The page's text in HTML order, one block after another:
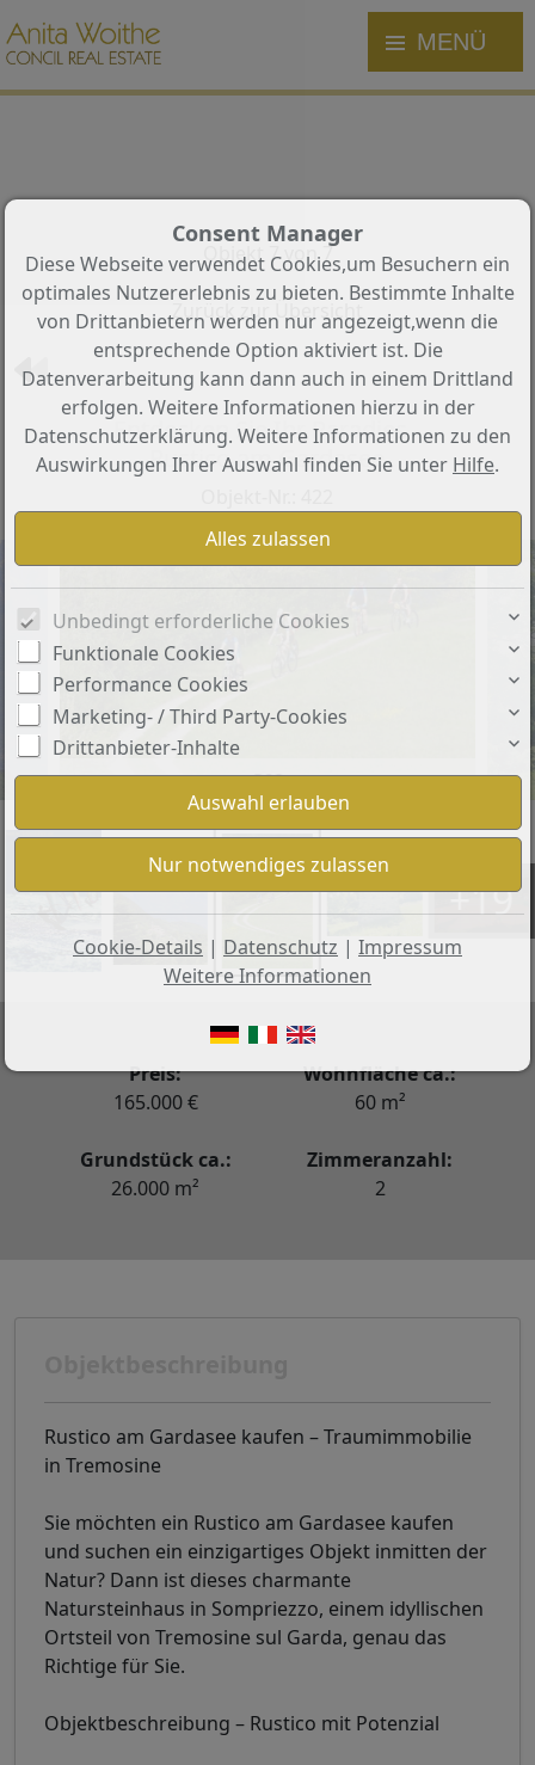
MENÜ
Objekt 7 von 7
Zurück zur Übersicht
Entdecken Sie Ihr Paradies -
Rustico am Gardasee
DSC
+19
Preis:
165.000 €
Wohnfläche ca.:
60 m²
Grundstück ca.:
26.000 m²
Zimmeranzahl:
2
Rustico am Gardasee kaufen – Traumimmobilie
in Tremosine
Sie möchten ein Rustico am Gardasee kaufen
und suchen ein einzigartiges Objekt inmitten der
Natur? Dann ist dieses charmante
Natursteinhaus in Sompriezzo, einem idyllischen
Ortsteil von Tremosine sul Garda, genau das
Richtige für Sie.
Objektbeschreibung – Rustico mit Potenzial
Consent Manager
Diese Webseite verwendet Cookies,um Besuchern ein
optimales Nutzererlebnis zu bieten. Bestimmte Inhalte
von Drittanbietern werden nur angezeigt,wenn die
entsprechende Option aktiviert ist. Die
Datenverarbeitung kann dann auch in einem Drittland
erfolgen. Weitere Informationen hierzu in der
Datenschutzerklärung. Weitere Informationen zu den
Auswirkungen Ihrer Auswahl finden Sie unter Hilfe.
Unbedingt erforderliche Cookies
Funktionale Cookies
Performance Cookies
Marketing- / Third Party-Cookies
Drittanbieter-Inhalte
Cookie-Details | Datenschutz | Impressum
Weitere Informationen